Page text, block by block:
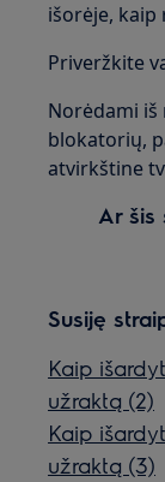
išorėje, kaip
Priveržkite
Norėdami
blokatorių,
atvirkštine
Ar šis
Susiję
Kaip
užraktą (2)
Kaip
užraktą (3)